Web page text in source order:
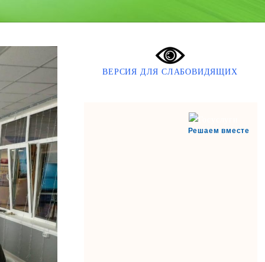
ВЕРСИЯ ДЛЯ СЛАБОВИДЯЩИХ
Решаем вместе